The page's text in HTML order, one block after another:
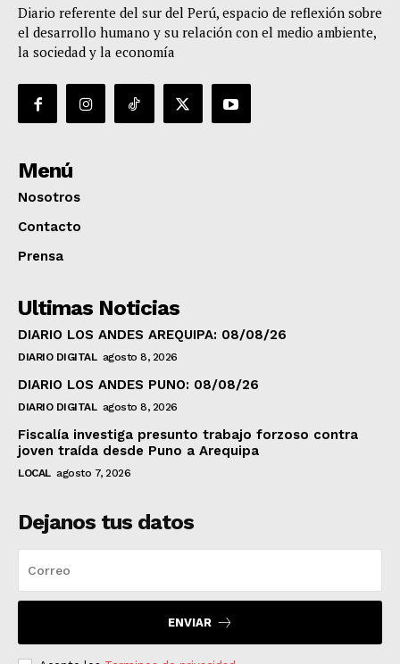
Diario referente del sur del Perú, espacio de reflexión sobre
el desarrollo humano y su relación con el medio ambiente,
la sociedad y la economía
Menú
Nosotros
Contacto
Prensa
Ultimas Noticias
DIARIO LOS ANDES AREQUIPA: 08/08/26
DIARIO DIGITAL agosto 8, 2026
DIARIO LOS ANDES PUNO: 08/08/26
DIARIO DIGITAL agosto 8, 2026
Fiscalía investiga presunto trabajo forzoso contra
joven traída desde Puno a Arequipa
LOCAL agosto 7, 2026
Dejanos tus datos
ENVIAR